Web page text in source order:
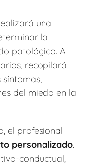
una
la
patológico. A
recopilará
del miedo en la
el profesional
personalizado.
conductual,